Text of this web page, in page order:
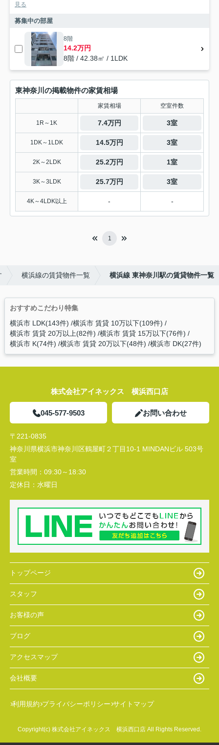
見る
募集中の部屋
8階
14.2万円
8階 / 42.38㎡ / 1LDK
東神奈川の掲載物件の家賃相場
家賃相場 空室件数
1R～1K 7.4万円 3室
1DK～1LDK 14.5万円 3室
2K～2LDK 25.2万円 1室
3K～3LDK 25.7万円 3室
4K～4LDK以上 - -
1
横浜線の賃貸物件一覧 横浜線 東神奈川駅の賃貸物件一覧
おすすめこだわり特集
横浜市 LDK(143件) 横浜市 賃貸 10万以下(109件)
横浜市 賃貸 20万以上(82件) 横浜市 賃貸 15万以下(76件)
横浜市 K(74件) 横浜市 賃貸 20万以下(48件) 横浜市 DK(27件)
株式会社アイネックス 横浜西口店
045-577-9503 お問い合わせ
〒221-0835
神奈川県横浜市神奈川区鶴屋町２丁目10-1 MINDANビル 503号
室
営業時間： 09:30～18:30
定休日： 水曜日
トップページ
スタッフ
お客様の声
ブログ
アクセスマップ
会社概要
利用規約 プライバシーポリシー サイトマップ
Copyright(c) 株式会社アイネックス 横浜西口店 All Rights Reserved.